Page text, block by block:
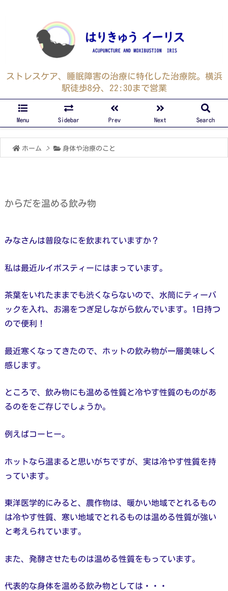
ストレスケア、睡眠障害の治療に特化した治療院。横浜
駅徒歩8分、22:30まで営業
Menu Sidebar Prev Next Search
ホーム > 身体や治療のこと
からだを温める飲み物
みなさんは普段なにを飲まれていますか？
私は最近ルイボスティーにはまっています。
茶葉をいれたままでも渋くならないので、水筒にティーバ
ックを入れ、お湯をつぎ足しながら飲んでいます。1日持つ
ので便利！
最近寒くなってきたので、ホットの飲み物が一層美味しく
感じます。
ところで、飲み物にも温める性質と冷やす性質のものがあ
るのををご存じでしょうか。
例えばコーヒー。
ホットなら温まると思いがちですが、実は冷やす性質を持
っています。
東洋医学的にみると、農作物は、暖かい地域でとれるもの
は冷やす性質、寒い地域でとれるものは温める性質が強い
と考えられています。
また、発酵させたものは温める性質をもっています。
代表的な身体を温める飲み物としては・・・